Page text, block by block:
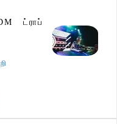
ட்ராப்